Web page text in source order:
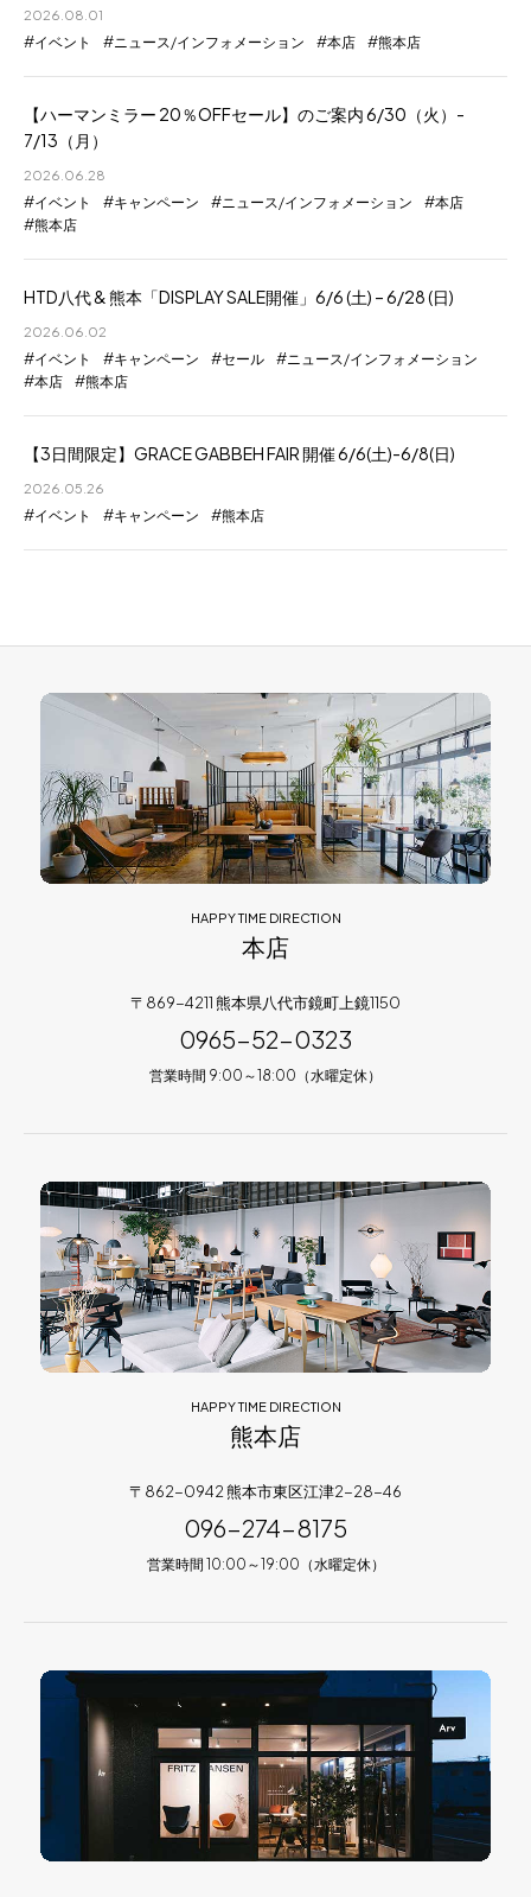
2026.08.01
イベント ニュース/インフォメーション 本店 熊本店
【ハーマンミラー 20％OFFセール】のご案内 6/30（火）-
7/13（月）
2026.06.28
イベント キャンペーン ニュース/インフォメーション
本店
熊本店
HTD八代 & 熊本「DISPLAY SALE開催」6/6 (土) – 6/28 (日)
2026.06.02
イベント キャンペーン セール
ニュース/インフォメーション
本店
熊本店
【3日間限定】GRACE GABBEH FAIR 開催 6/6(土)-6/8(日)
2026.05.26
イベント キャンペーン 熊本店
HAPPY TIME DIRECTION
本店
〒869-4211 熊本県八代市鏡町上鏡1150
0965-52-0323
営業時間 9:00～18:00（水曜定休）
HAPPY TIME DIRECTION
熊本店
〒862-0942 熊本市東区江津2-28-46
096-274-8175
営業時間 10:00～19:00（水曜定休）